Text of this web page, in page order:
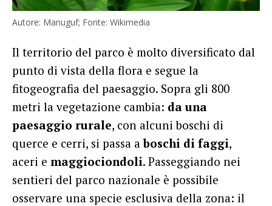
Autore: Manuguf; Fonte: Wikimedia
Il territorio del parco è molto diversificato dal
punto di vista della flora e segue la
fitogeografia del paesaggio. Sopra gli 800
metri la vegetazione cambia: da una
paesaggio rurale, con alcuni boschi di
querce e cerri, si passa aboschi di faggi,
aceri e maggiociondoli. Passeggiando nei
sentieri del parco nazionale è possibile
osservare una specie esclusiva della zona: il